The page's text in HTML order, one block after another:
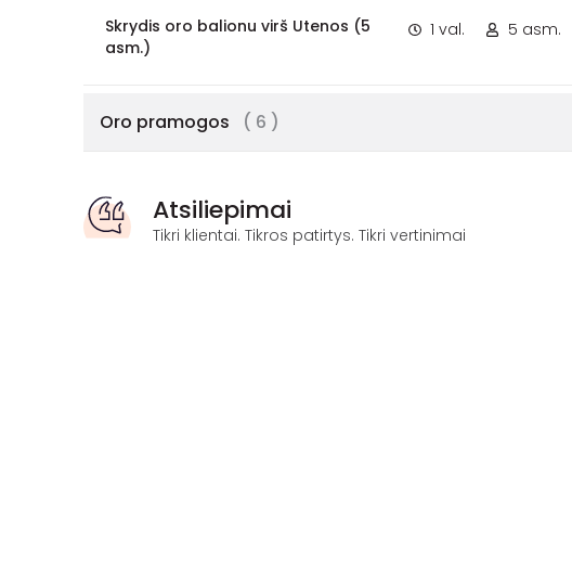
Skrydis oro balionu virš Utenos (5
asm.)
1 val. 5 asm.
Oro pramogos ( 6 )
Atsiliepimai
Tikri klientai. Tikros patirtys. Tikri vertinimai